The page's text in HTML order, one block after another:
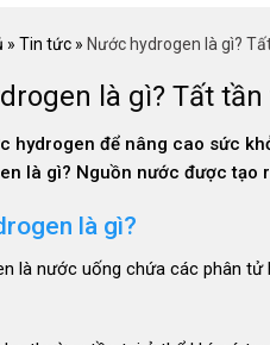
» Tin tức » Nước hydrogen là gì?
là gì? Tất
hydrogen để nâng cao sức
là gì? Nguồn nước được tạo
là gì?
là nước uống chứa các phân